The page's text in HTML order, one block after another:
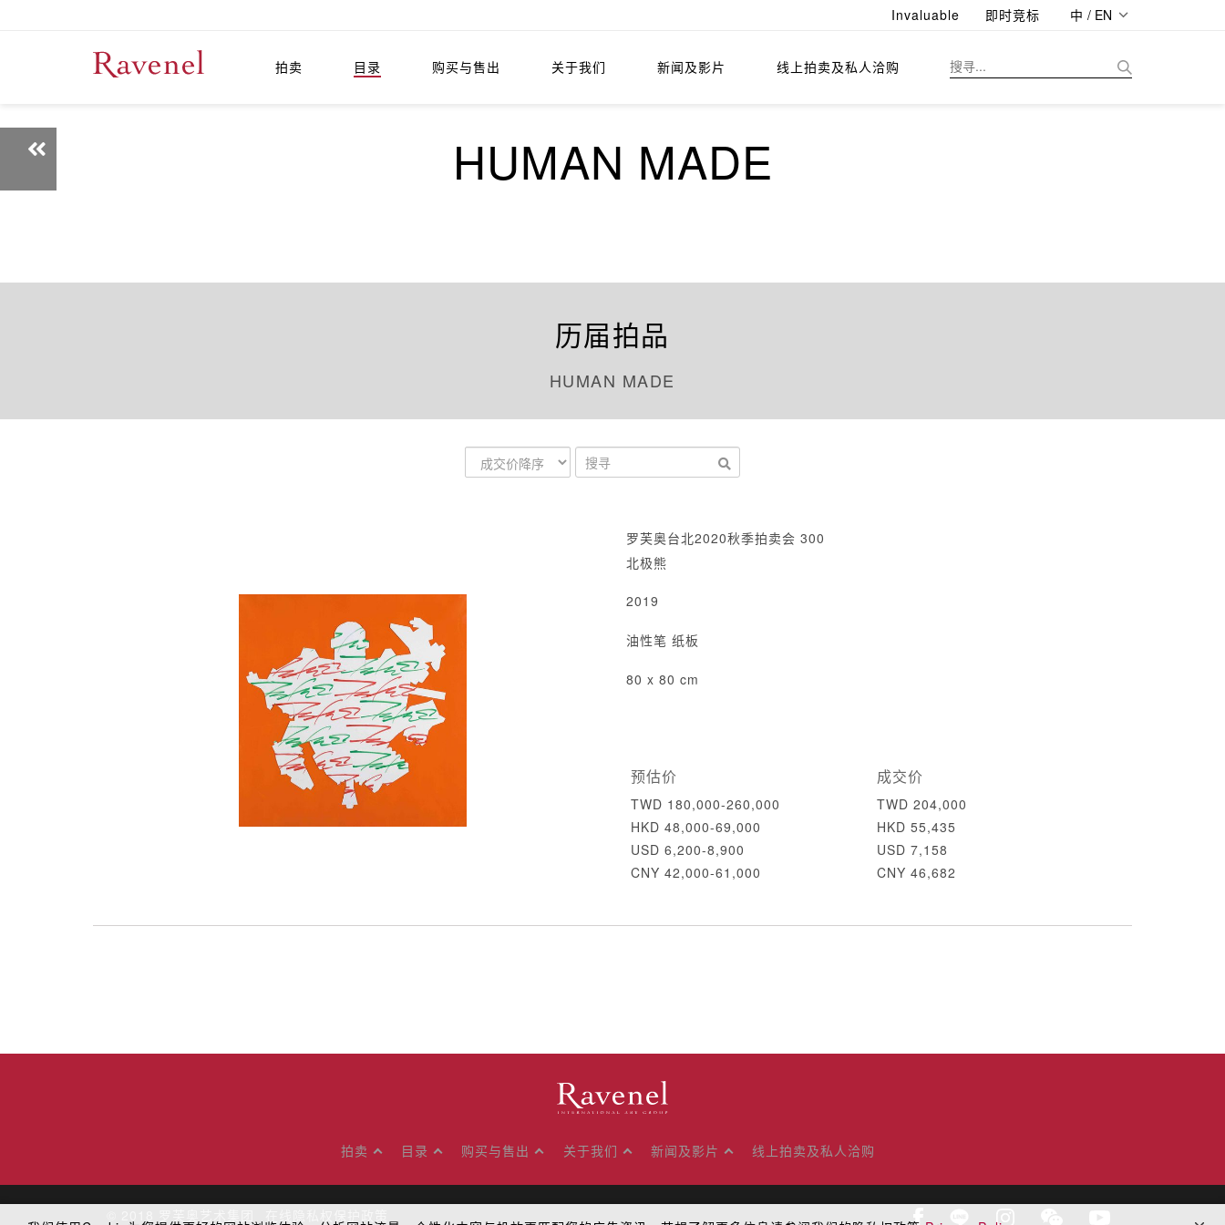
Invaluable 即时竞标 中 / EN
拍卖 目录 购买与售出 关于我们 新闻及影片 线上拍卖及私人洽购
HUMAN MADE
历届拍品
HUMAN MADE
罗芙奥台北2020秋季拍卖会 300
北极熊
2019
油性笔 纸板
80 x 80 cm
预估价
TWD 180,000-260,000
HKD 48,000-69,000
USD 6,200-8,900
CNY 42,000-61,000
成交价
TWD 204,000
HKD 55,435
USD 7,158
CNY 46,682
拍卖 目录 购买与售出 关于我们 新闻及影片 线上拍卖及私人洽购